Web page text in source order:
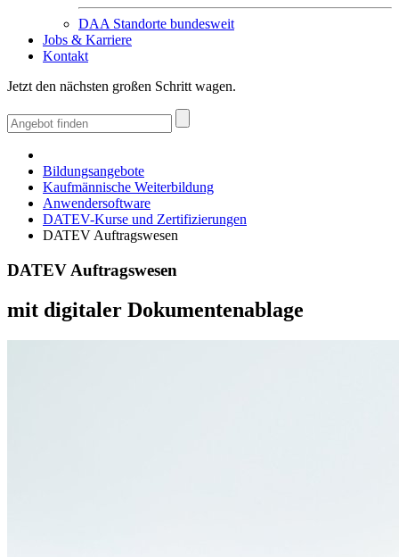
DAA Standorte bundesweit
Jobs & Karriere
Kontakt
Jetzt den nächsten großen Schritt wagen.
Bildungsangebote
Kaufmännische Weiterbildung
Anwendersoftware
DATEV-Kurse und Zertifizierungen
DATEV Auftragswesen
DATEV Auftragswesen
mit digitaler Dokumentenablage